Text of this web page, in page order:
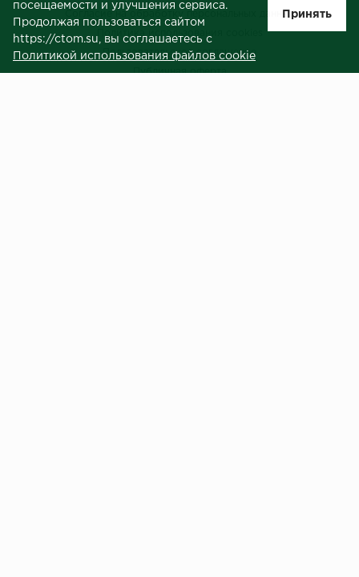
Согласие на обработку персональных данных
Пользовательское соглашение
Публичная оферта
посещаемости и улучшения сервиса.
Продолжая пользоваться сайтом
https://ctom.su, вы соглашаетесь с
Политикой использования файлов cookie
Принять